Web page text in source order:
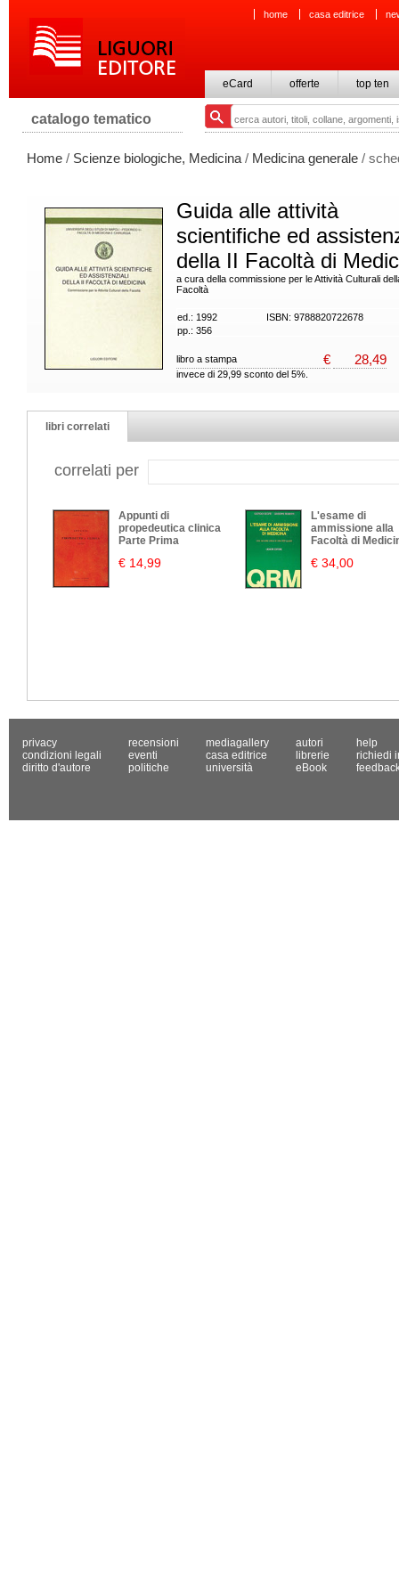
home casa editrice
eCard offerte top ten
catalogo tematico
Home / Scienze biologiche, Medicina / Medicina generale /
Guida alle attività
scientifiche ed
della II Facoltà di
a cura della commissione per le Attività Culturali
Facoltà
ed.: 1992
ISBN: 9788820722678
pp.: 356
libro a stampa € 28,49
invece di 29,99 sconto del 5%.
libri correlati
correlati per
Appunti di
propedeutica clinica
Parte Prima
€ 14,99
L'esame di
ammissione alla
Facoltà di
€ 34,00
privacy
condizioni legali
diritto d'autore
recensioni
eventi
politiche
mediagallery
casa editrice
università
autori
librerie
eBook
help
richiedi